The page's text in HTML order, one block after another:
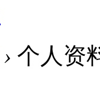
› 个人资